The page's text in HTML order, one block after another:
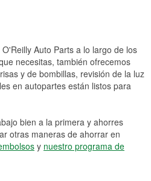
Auto Parts a lo largo de los
necesitas, también ofrecemos
y de bombillas, revisión de la luz
en autopartes están listos para
bien a la primera y ahorres
otras maneras de ahorrar en
y nuestro programa de